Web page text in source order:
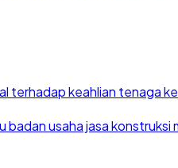
keahlian tenaga
usaha jasa konstruksi